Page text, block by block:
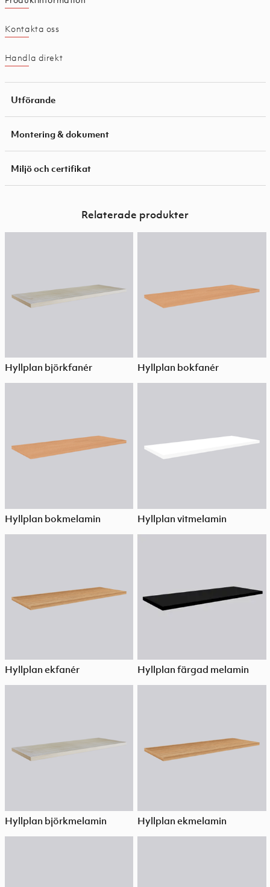
Kontakta oss
Handla direkt
Utförande
Montering & dokument
Miljö och certifikat
Relaterade produkter
Hyllplan björkfanér Hyllplan bokfanér
Hyllplan bokmelamin Hyllplan vitmelamin
Hyllplan ekfanér Hyllplan färgad melamin
Hyllplan björkmelamin Hyllplan ekmelamin